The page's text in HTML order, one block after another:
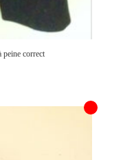
peine correct